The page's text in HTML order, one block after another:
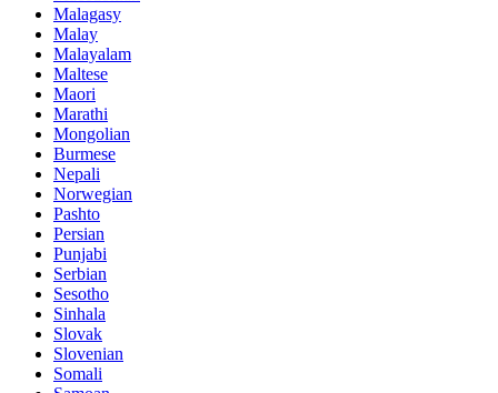
Malagasy
Malay
Malayalam
Maltese
Maori
Marathi
Mongolian
Burmese
Nepali
Norwegian
Pashto
Persian
Punjabi
Serbian
Sesotho
Sinhala
Slovak
Slovenian
Somali